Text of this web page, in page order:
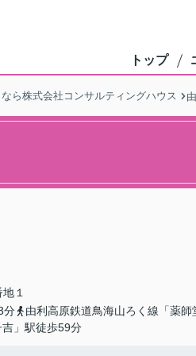
トップ
ら株式会社コンサルティングハウス
１
分
由利高原鉄道鳥海山ろく線「薬
」駅徒歩59分